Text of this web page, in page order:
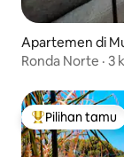
Apartemen di
Ronda Norte · 3
Pilihan tamu
Pilihan tamu